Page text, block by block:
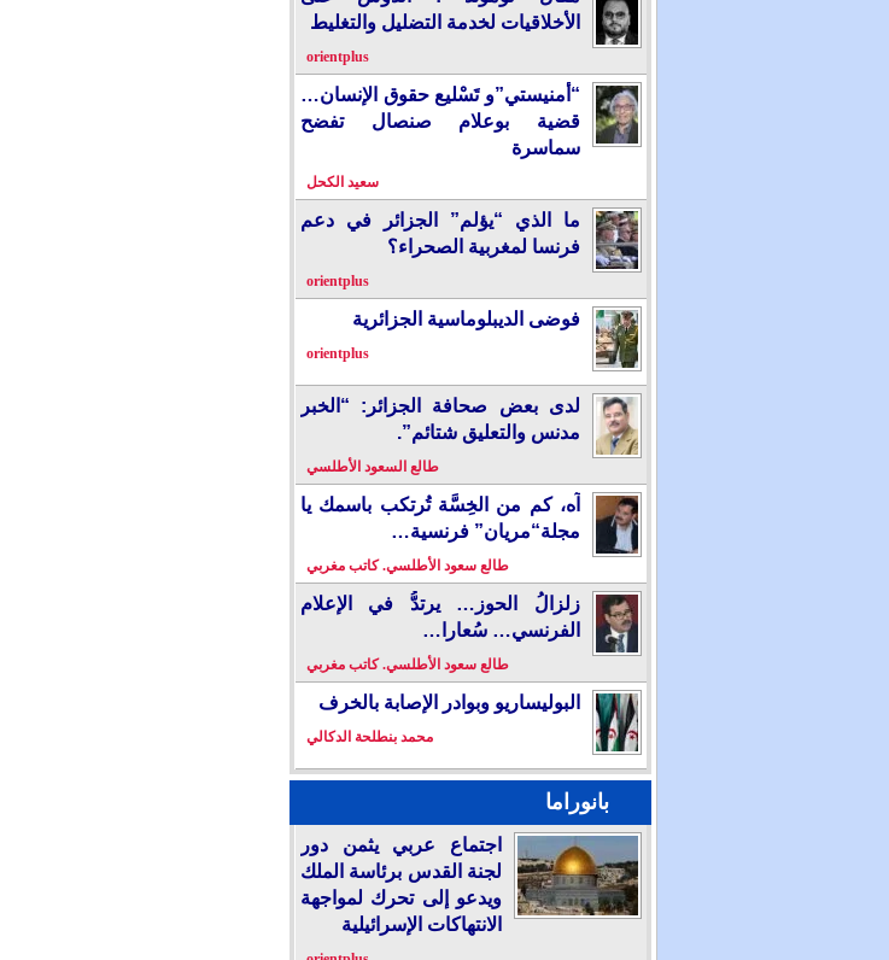
الأخلاقيات لخدمة التضليل والتغليط
orientplus
“أمنيستي”و تَسْليع حقوق الإنسان…
قضية بوعلام صنصال تفضح
سماسرة
سعيد الكحل
ما الذي “يؤلم” الجزائر في دعم
فرنسا لمغربية الصحراء؟
orientplus
فوضى الديبلوماسية الجزائرية
orientplus
لدى بعض صحافة الجزائر: “الخبر
مدنس والتعليق شتائم”.
طالع السعود الأطلسي
آه، كم من الخِسَّة تُرتكب باسمك يا
مجلة“مريان” فرنسية…
طالع سعود الأطلسي. كاتب مغربي
زلزالُ الحوز… يرتدُّ في الإعلام
الفرنسي… سُعارا…
طالع سعود الأطلسي. كاتب مغربي
البوليساريو وبوادر الإصابة بالخرف
محمد بنطلحة الدكالي
بانوراما
اجتماع عربي يثمن دور
لجنة القدس برئاسة الملك
ويدعو إلى تحرك لمواجهة
الانتهاكات الإسرائيلية